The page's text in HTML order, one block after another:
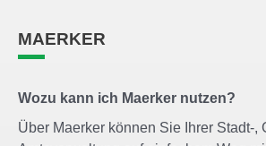
MAERKER
Wozu kann ich Maerker nutzen?
Über Maerker können Sie Ihrer Stadt-,